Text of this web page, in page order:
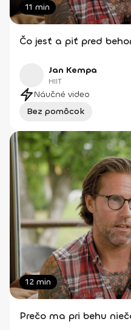
11 min
Čo jesť a piť pred
Jan Kempa
HIIT
Náučné video
Bez pomôcok
12 min
Prečo ma pri behu